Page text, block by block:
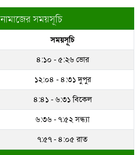
নামাজের সময়সূচি
সময়সূচি
৪:১০ - ৫:২৬ ভোর
১২:০৪ - ৪:৩১ দুপুর
৪:৪১ - ৬:৩১ বিকেল
৬:৩৬ - ৭:৫২ সন্ধ্যা
৭:৫৭ - ৪:০৫ রাত